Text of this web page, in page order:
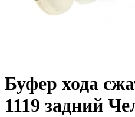
Буфер хода
1119 задний